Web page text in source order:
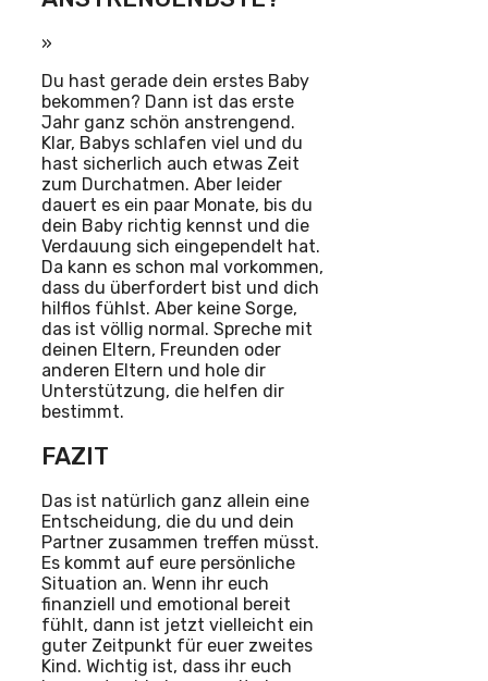
»
Du hast gerade dein erstes Baby
bekommen? Dann ist das erste
Jahr ganz schön anstrengend.
Klar, Babys schlafen viel und du
hast sicherlich auch etwas Zeit
zum Durchatmen. Aber leider
dauert es ein paar Monate, bis du
dein Baby richtig kennst und die
Verdauung sich eingependelt hat.
Da kann es schon mal vorkommen,
dass du überfordert bist und dich
hilflos fühlst. Aber keine Sorge,
das ist völlig normal. Spreche mit
deinen Eltern, Freunden oder
anderen Eltern und hole dir
Unterstützung, die helfen dir
bestimmt.
FAZIT
Das ist natürlich ganz allein eine
Entscheidung, die du und dein
Partner zusammen treffen müsst.
Es kommt auf eure persönliche
Situation an. Wenn ihr euch
finanziell und emotional bereit
fühlt, dann ist jetzt vielleicht ein
guter Zeitpunkt für euer zweites
Kind. Wichtig ist, dass ihr euch